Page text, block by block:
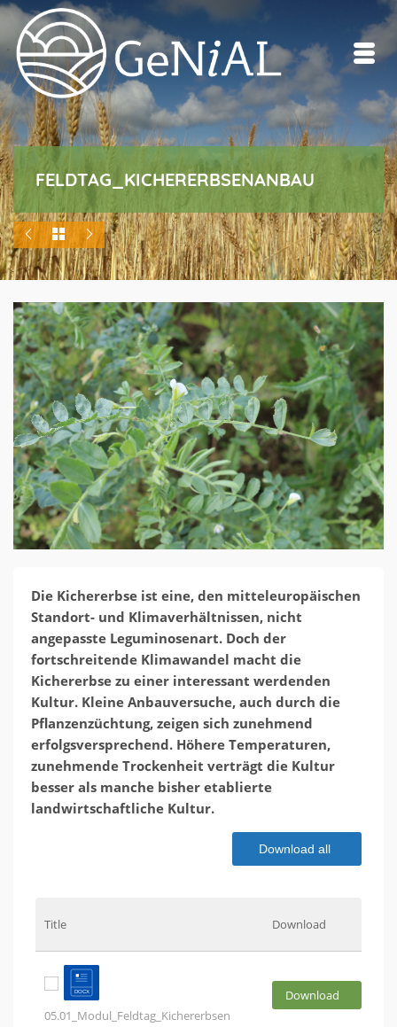
FELDTAG_KICHERERBSENANBAU
Die Kichererbse ist eine, den mitteleuropäischen
Standort- und Klimaverhältnissen, nicht
angepasste Leguminosenart. Doch der
fortschreitende Klimawandel macht die
Kichererbse zu einer interessant werdenden
Kultur. Kleine Anbauversuche, auch durch die
Pflanzenzüchtung, zeigen sich zunehmend
erfolgsversprechend. Höhere Temperaturen,
zunehmende Trockenheit verträgt die Kultur
besser als manche bisher etablierte
landwirtschaftliche Kultur.
Download all
Title Download
05.01_Modul_Feldtag_Kichererbsen
Download